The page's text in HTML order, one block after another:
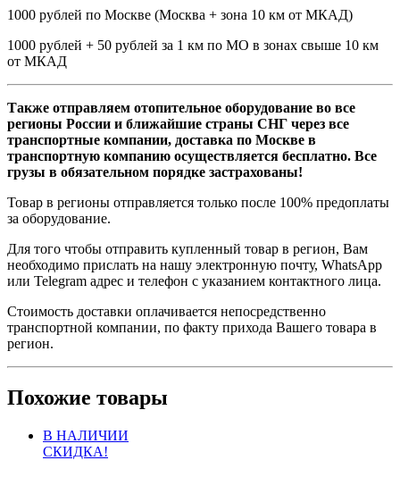
1000 рублей по Москве (Москва + зона 10 км от МКАД)
1000 рублей + 50 рублей за 1 км по МО в зонах свыше 10 км
от МКАД
Также отправляем отопительное оборудование во все
регионы России и ближайшие страны СНГ через все
транспортные компании, доставка по Москве в
транспортную компанию осуществляется бесплатно. Все
грузы в обязательном порядке застрахованы!
Товар в регионы отправляется только после 100% предоплаты
за оборудование.
Для того чтобы отправить купленный товар в регион, Вам
необходимо прислать на нашу электронную почту, WhatsApp
или Telegram адрес и телефон с указанием контактного лица.
Стоимость доставки оплачивается непосредственно
транспортной компании, по факту прихода Вашего товара в
регион.
Похожие товары
В НАЛИЧИИ
СКИДКА!